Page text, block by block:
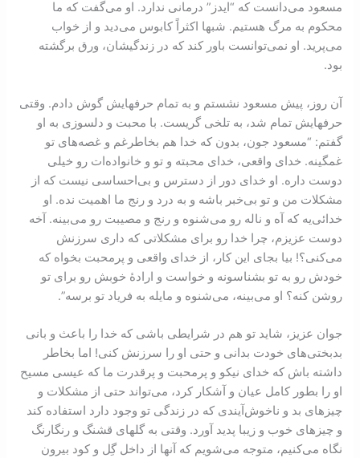
مسعود می‌‌دانست كه “ايدز” درمانی ندارد. او می‌‌گفت که ما
محكوم به مرگ هستيم. شبها اكثراً كابوس می‌‏ديد و از خواب
می‌‌پريد. او نمی‌‌توانست باور كند كه در زندگيشان، ورق برگشته
بود.
آن روز، پيش مسعود نشستم و به تمام حرفهايش گوش دادم. وقتی
حرفها‌يش تمام شد، به تلخی گريست. با محبت و دلسوزی به او
گفتم: “مسعود جون، بدون که خدا هم بخاطرغم و غصه‌‌های تو
غمگينه. خدای واقعی، خدای محبته و تو و خانواده‌‌ات رو خيلی
دوست داره. او خدای دور از دسترس و بی‌‌احساسی نيست که از
مشکلات من و تو بی‌‌خبر باشه و به درد و رنج ما اهميت نده. او
خدائی‌‌‌‌‌‌يه که آه و ناله رو می‌‌‌‌شنوه و رنج و مصيبت رو می‌‌‌بينه. آخه
دوست عزيزم، چرا خدا رو برای مشکلاتی که داری سرزنش
می‌کنی؟! بيا بجای اين کار، از خدای واقعی و پرمحبت بخواه که
خودش رو به تو بشناسونه و خواست و ارادۀ خوبش رو برای تو
روشن کنه؟ او می‌بينه، می‌شنوه و مايله به فرياد تو برسه”.
جوان عزيز، شايد تو هم در شرايطی باشی که خدا را باعث و بانی
بدبختی‌های خودت بدانی و حتی او را سرزنش کنی! اما بخاطر
داشته باش که خدای نيکو و پرمحبت و پرقدرت ما که عيسی مسيح
او را بطور کامل عيان و آشکار کرد، می‌تواند حتی از مشکلات و
چيزهای بد و ناخوش‌آيندی که در زندگی تو وجود دارد استفاده کند
و چيزهای خوب و زيبا پديد آورد. وقتی به گلهای قشنگ و رنگارنگ
نگاه می‌کنيم، متوجه می‌شويم که آنها از داخل گِل و کود بيرون